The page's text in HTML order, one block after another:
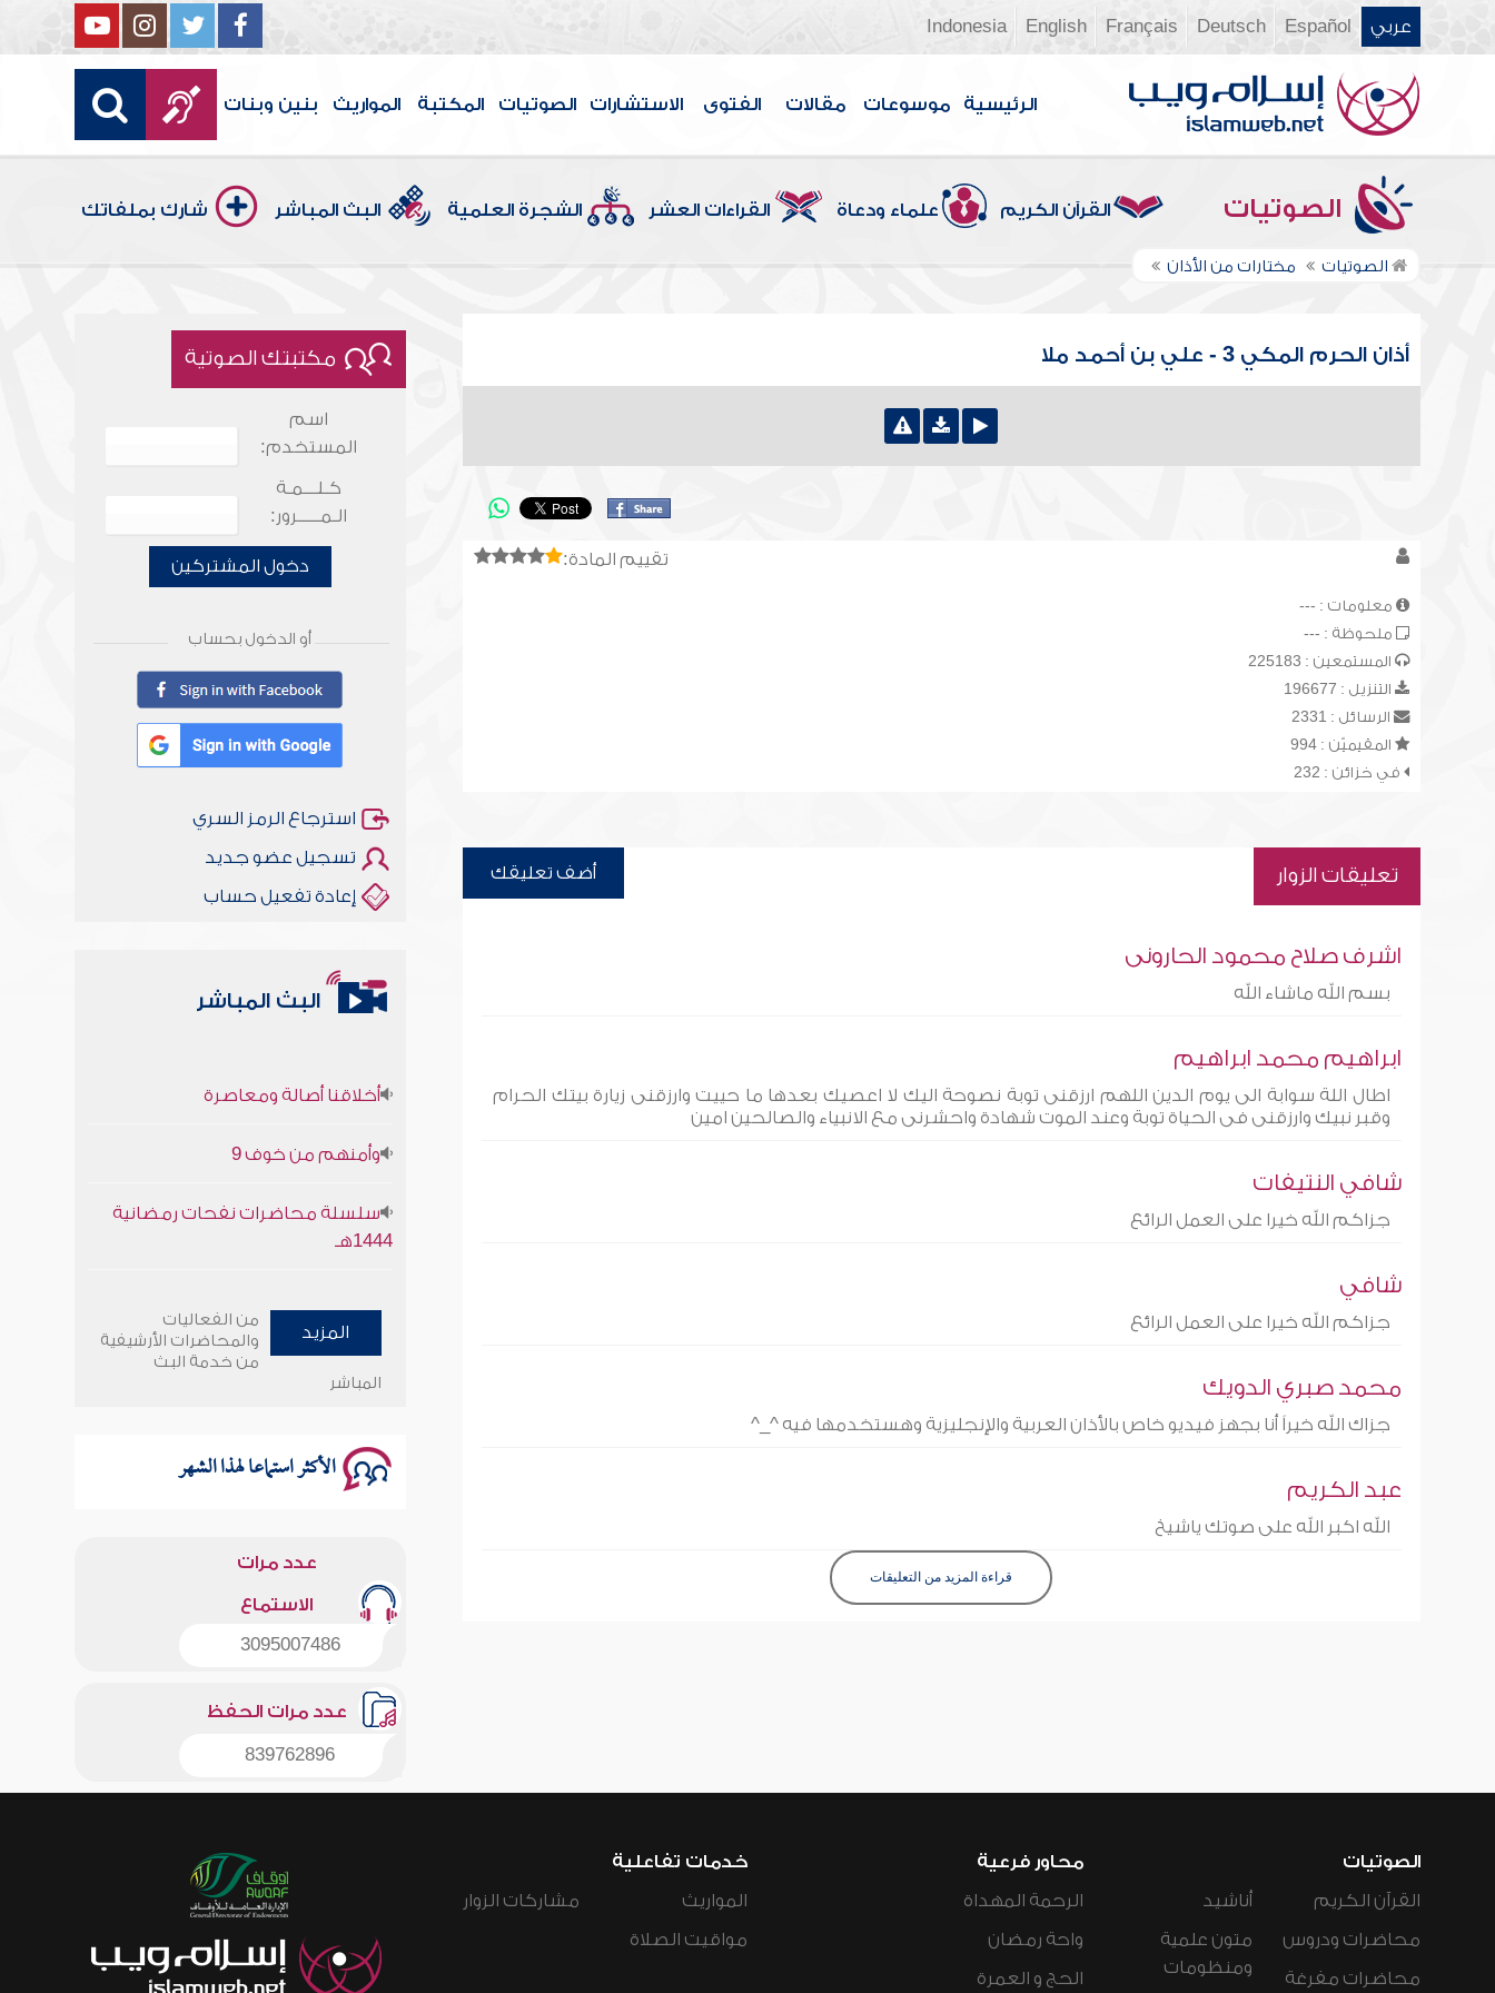
عربي Español
Deutsch
Français
English
Indonesia
الرئيسية موسوعات مقالات الفتوى الاستشارات الصوتيات المكتبة المواريث بنين وبنات
الصوتيات القرآن الكريم علماء ودعاة القراءات العشر الشجرة العلمية البث المباشر شارك بملفاتك
الصوتيات مختارات من الأذان
أذان الحرم المكي 3 - علي بن أحمد ملا
تقييم المادة:
معلومات : ---
ملحوظة : ---
المستمعين : 225183
التنزيل : 196677
الرسائل : 2331
المقيميّن : 994
في خزائن : 232
تعليقات الزوار أضف تعليقك
اشرف صلاح محمود الحارونى
بسم الله ماشاء الله
ابراهيم محمد ابراهيم
اطال اللة سوابة الى يوم الدين اللهم ارزقنى توبة نصوحة اليك لا اعصيك بعدها ما حييت وارزقنى زيارة بيتك الحرام
وقبر نبيك وارزقنى فى الحياة توبة وعند الموت شهادة واحشرنى مع الانبياء والصالحين امين
شافي النتيفات
جزاكم الله خيرا على العمل الرائع
شافي
جزاكم الله خيرا على العمل الرائع
محمد صبري الدويك
جزاك الله خيراً أنا بجهز فيديو خاص بالأذان العربية والإنجليزية وهستخدمها فيه ^_^
عبد الكريم
الله اكبر الله على صوتك ياشيخ
قراءة المزيد من التعليقات
مكتبتك الصوتية
اسم
المستخدم:
كـلـــمـة
الـمـــــرور:
دخول المشتركين
أو الدخول بحساب
استرجاع الرمز السري
تسجيل عضو جديد
إعادة تفعيل حساب
البث المباشر
1444هـ
وأمنهم من خوف 9
المزيد
من الفعاليات
والمحاضرات الأرشيفية
من خدمة البث
المباشر
الأكثر استماعا لهذا الشهر
عدد مرات
الاستماع
3095007486
عدد مرات الحفظ
839762896
الصوتيات
القرآن الكريم
محاضرات ودروس
محاضرات مفرغة
أناشيد
متون علمية
ومنظومات
محاور فرعية
الرحمة المهداة
واحة رمضان
الحج و العمرة
خدمات تفاعلية
المواريث
مواقيت الصلاة
مشاركات الزوار